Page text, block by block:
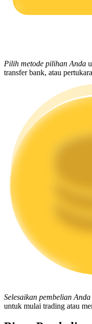
Dapatkan imbalan
Mempertaruhkan
Pengembalian tinggi
Launchpool
Staking fleksibel
Pilih metode pilihan Anda
transfer bank, atau
Selesaikan pembelian Anda
untuk mulai trading atau